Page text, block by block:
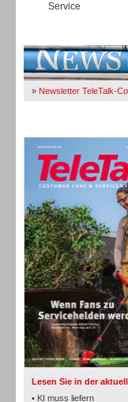
Service
» Newsletter TeleTalk-
Lesen Sie in der
• KI muss liefern
TK- und ACD-